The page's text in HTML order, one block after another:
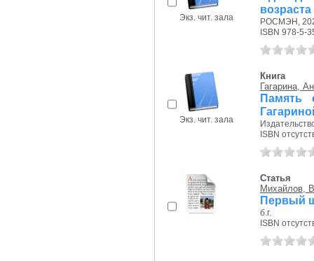
Экз. чит. зала
возраста
РОСМЭН,
ISBN 978-5-
Экз. чит. зала
Книга
Гагарина,
Память
ISBN
Статья
Михайлов,
Первый
б.г.
ISBN